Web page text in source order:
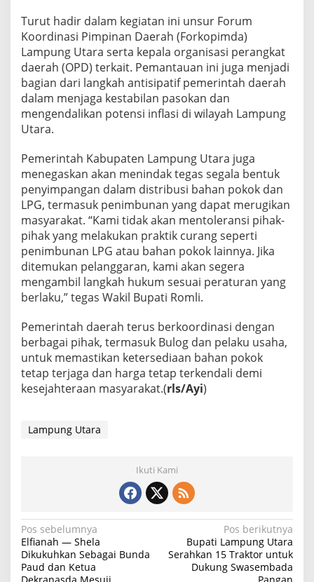
Turut hadir dalam kegiatan ini unsur Forum
Koordinasi Pimpinan Daerah (Forkopimda)
Lampung Utara serta kepala organisasi perangkat
daerah (OPD) terkait. Pemantauan ini juga menjadi
bagian dari langkah antisipatif pemerintah daerah
dalam menjaga kestabilan pasokan dan
mengendalikan potensi inflasi di wilayah Lampung
Utara.
Pemerintah Kabupaten Lampung Utara juga
menegaskan akan menindak tegas segala bentuk
penyimpangan dalam distribusi bahan pokok dan
LPG, termasuk penimbunan yang dapat merugikan
masyarakat. “Kami tidak akan mentoleransi pihak-
pihak yang melakukan praktik curang seperti
penimbunan LPG atau bahan pokok lainnya. Jika
ditemukan pelanggaran, kami akan segera
mengambil langkah hukum sesuai peraturan yang
berlaku,” tegas Wakil Bupati Romli.
Pemerintah daerah terus berkoordinasi dengan
berbagai pihak, termasuk Bulog dan pelaku usaha,
untuk memastikan ketersediaan bahan pokok
tetap terjaga dan harga tetap terkendali demi
kesejahteraan masyarakat.(rls/Ayi)
Lampung Utara
Ikuti Kami
N
a
v
Pos sebelumnya
Elfianah — Shela
Dikukuhkan Sebagai Bunda
Paud dan Ketua
Pos berikutnya
Bupati Lampung Utara
Serahkan 15 Traktor untuk
Dukung Swasembada